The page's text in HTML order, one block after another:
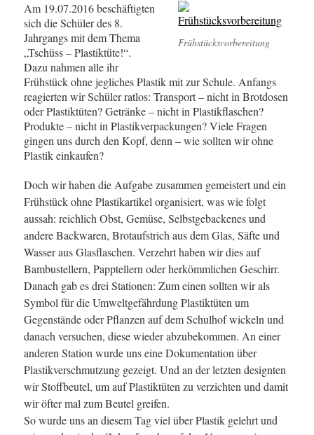
Frühstücksvorbereitung
Am 19.07.2016 beschäftigten
sich die Schüler des 8.
Jahrgangs mit dem Thema
„Tschüss – Plastiktüte!“.
Dazu nahmen alle ihr
Frühstück ohne jegliches Plastik mit zur Schule. Anfangs
reagierten wir Schüler ratlos: Transport – nicht in Brotdosen
oder Plastiktüten? Getränke – nicht in Plastikflaschen?
Produkte – nicht in Plastikverpackungen? Viele Fragen
gingen uns durch den Kopf, denn – wie sollten wir ohne
Plastik einkaufen?
Doch wir haben die Aufgabe zusammen gemeistert und ein
Frühstück ohne Plastikartikel organisiert, was wie folgt
aussah: reichlich Obst, Gemüse, Selbstgebackenes und
andere Backwaren, Brotaufstrich aus dem Glas, Säfte und
Wasser aus Glasflaschen. Verzehrt haben wir dies auf
Bambustellern, Papptellern oder herkömmlichen Geschirr.
Danach gab es drei Stationen: Zum einen sollten wir als
Symbol für die Umweltgefährdung Plastiktüten um
Gegenstände oder Pflanzen auf dem Schulhof wickeln und
danach versuchen, diese wieder abzubekommen. An einer
anderen Station wurde uns eine Dokumentation über
Plastikverschmutzung gezeigt. Und an der letzten designten
wir Stoffbeutel, um auf Plastiktüten zu verzichten und damit
wir öfter mal zum Beutel greifen.
So wurde uns an diesem Tag viel über Plastik gelehrt und